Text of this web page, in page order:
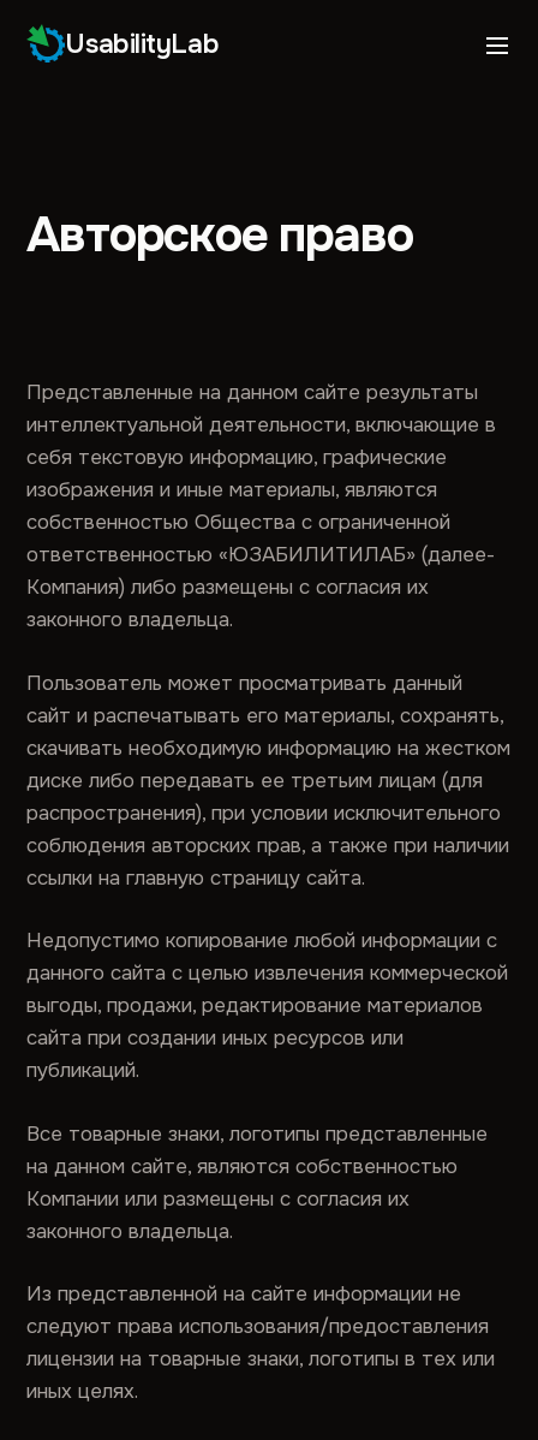
UsabilityLab
Авторское право
Представленные на данном сайте результаты
интеллектуальной деятельности, включающие в
себя текстовую информацию, графические
изображения и иные материалы, являются
собственностью Общества с ограниченной
ответственностью «ЮЗАБИЛИТИЛАБ» (далее-
Компания) либо размещены с согласия их
законного владельца.
Пользователь может просматривать данный
сайт и распечатывать его материалы, сохранять,
скачивать необходимую информацию на жестком
диске либо передавать ее третьим лицам (для
распространения), при условии исключительного
соблюдения авторских прав, а также при наличии
ссылки на главную страницу сайта.
Недопустимо копирование любой информации с
данного сайта с целью извлечения коммерческой
выгоды, продажи, редактирование материалов
сайта при создании иных ресурсов или
публикаций.
Все товарные знаки, логотипы представленные
на данном сайте, являются собственностью
Компании или размещены с согласия их
законного владельца.
Из представленной на сайте информации не
следуют права использования/предоставления
лицензии на товарные знаки, логотипы в тех или
иных целях.